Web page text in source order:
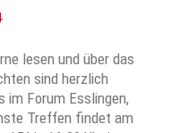
lesen und über das
sind herzlich
im Forum Esslingen,
Treffen findet am